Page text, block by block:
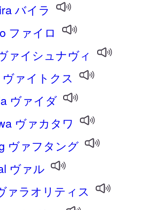
バイラ
ファイロ
ァイシュナヴィ
ァイトクス
ヴァイダ
ヴァカタワ
ヴァフタング
ヴァル
ァラオリティス